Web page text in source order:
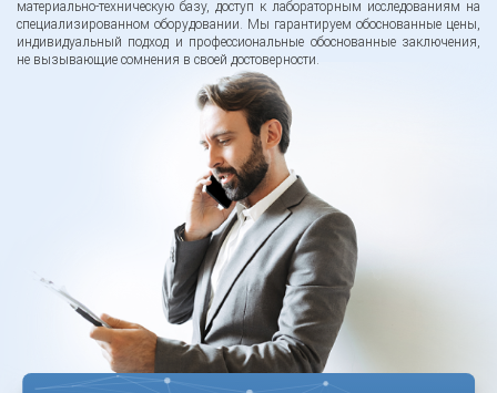
материально-техническую базу, доступ к лабораторным исследованиям на
специализированном оборудовании. Мы гарантируем обоснованные цены,
индивидуальный подход и профессиональные обоснованные заключения,
не вызывающие сомнения в своей достоверности.